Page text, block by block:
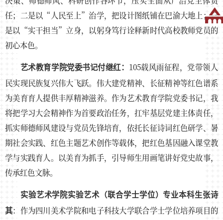
任；二是以“人民至上”治学，把设计图纸铺在巴渝大地上；三
是以“实干担当”立身，以躬身笃行诠释新时代高校教师党员的
初心本色。
艺术教育学院党委书记付继红： 105载风雨征程，党带领人
民实现民族复兴伟大飞跃。伟大建党精神、长征精神等红色谱系
为美育育人提供丰厚精神滋养。作为艺术教育学院党委书记，我
将把学习大会精神作为首要政治任务，扛牢基层党建主体责任，
抓实师德师风建设与党员先锋培育，依托长征诗词红色研学、暑
期社会实践、红色主题艺术创作等载体，把红色基因融入课堂教
学与实践育人。以美育为抓手，引导师生用画笔讲好党史故事，
传承红色文脉。
实验艺术学院实验艺术（联合学士学位）专业本科生张诗
其：作为四川美术学院和电子科技大学联合学士学位培养项目的